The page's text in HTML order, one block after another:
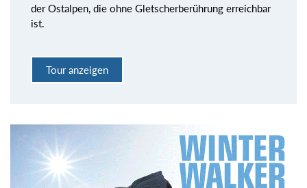
der Ostalpen, die ohne Gletscherberührung erreichbar
ist.
Tour anzeigen